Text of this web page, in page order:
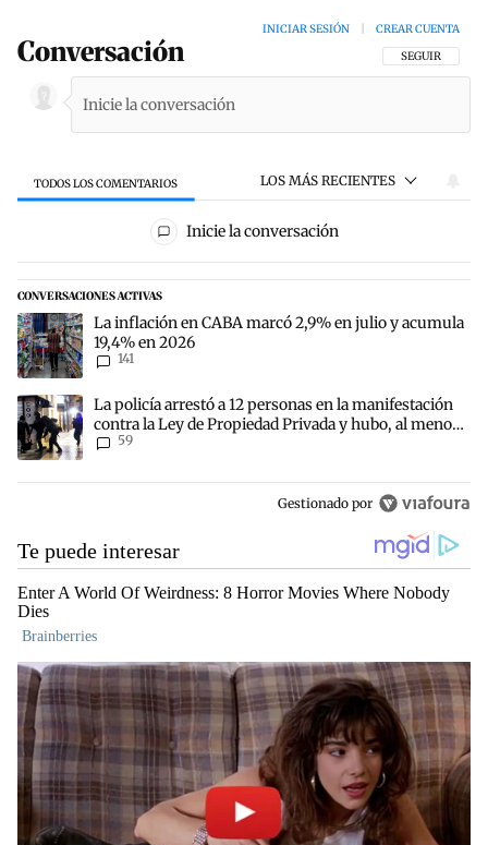
Conversación SIGA ESTA
SEGUIR
INICIAR SESIÓN CREAR CUENTA
TODOS LOS COMENTARIOS LOS MÁS RECIENTES
Todos los comentarios
Inicie la conversación
CONVERSACIONES ACTIVAS
Este listado muestra los artículos con más comentarios en los
Un artículo de tendencia con el título "La inflación en CABA
La inflación en CABA marcó 2,9% en julio y acumula
19,4% en 2026
141
Un artículo de tendencia con el título "La policía arrestó a 12
La policía arrestó a 12 personas en la manifestación
contra la Ley de Propiedad Privada y hubo, al menos,
3 agentes heridos
59
Gestionado por